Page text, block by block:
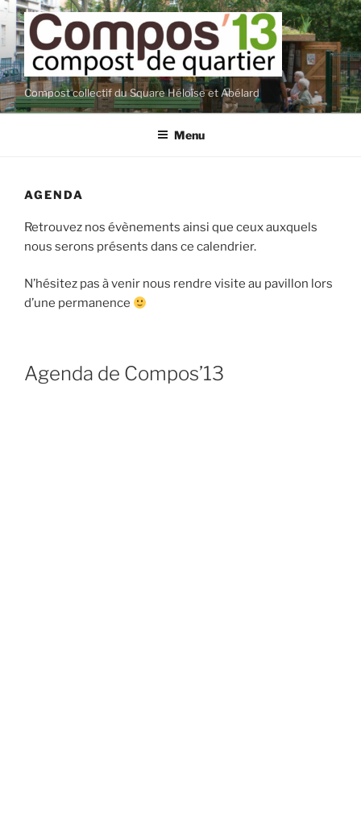
Aller
au
contenu
principal
Compost collectif du Square Héloïse et Abélard
Menu
AGENDA
Retrouvez nos évènements ainsi que ceux auxquels
nous serons présents dans ce calendrier.
N’hésitez pas à venir nous rendre visite au pavillon lors
d’une permanence
Agenda de Compos’13